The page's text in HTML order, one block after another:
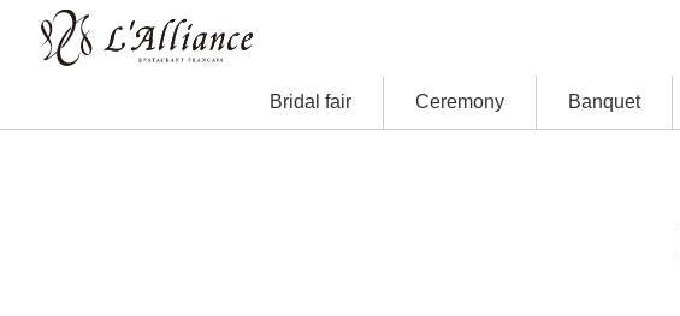
Bridal fair Ceremony Banquet